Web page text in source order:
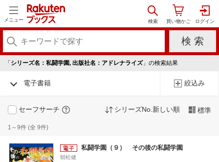
メニュー
「 シリーズ名：私闘学園, 出版社名：アドレナライズ」の検索結果
電子書籍 絞込み
セーフサーチ シリーズNo.新しい順 標準
1～9件 (全 9件)
私闘学園（９） その後の私闘学園
朝松健